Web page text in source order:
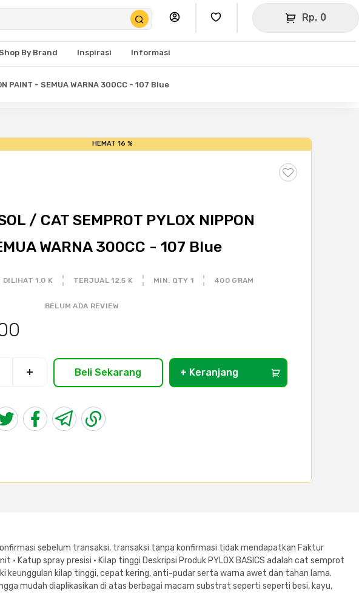
Rp. 0
By Brand Inspirasi Informasi
PAINT - SEMUA WARNA 300CC - 107 Blue
HEMAT 16 %
/ CAT SEMPROT PYLOX NIPPON
WARNA 300CC - 107 Blue
DILIHAT 1.0 K TERJUAL 12.5 K MIN. QTY 1 400 GRAM
BELUM ADA REVIEW
Beli Sekarang + Keranjang
sebelum transaksi, transaksi tanpa konfirmasi tidak mendapatkan Faktur
• Katup spray presisi • Kilap tinggi Deskripsi Produk PYLOX BASICS adalah cat semprot
keunggulan kilap tinggi, cepat kering, anti-pudar serta warna awet dan tahan lama.
mudah diaplikasikan di atas berbagai macam substrat seperti seperti besi, kayu,